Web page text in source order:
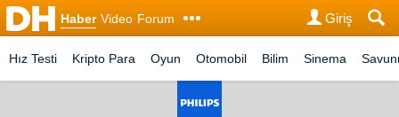
Haber Video Forum Giriş
Hız Testi Kripto Para Oyun Otomobil Bilim Sinema